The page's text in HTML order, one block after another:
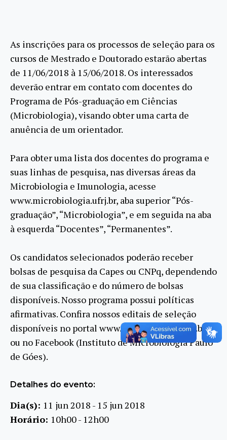
As inscrições para os processos de seleção para os
cursos de Mestrado e Doutorado estarão abertas
de 11/06/2018 à 15/06/2018. Os interessados
deverão entrar em contato com docentes do
Programa de Pós-graduação em Ciências
(Microbiologia), visando obter uma carta de
anuência de um orientador.
Para obter uma lista dos docentes do programa e
suas linhas de pesquisa, nas diversas áreas da
Microbiologia e Imunologia, acesse
www.microbiologia.ufrj.br, aba superior “Pós-
graduação”, “Microbiologia”, e em seguida na aba
à esquerda “Docentes”, “Permanentes”.
Os candidatos selecionados poderão receber
bolsas de pesquisa da Capes ou CNPq, dependendo
de sua classificação e do número de bolsas
disponíveis. Nosso programa possui políticas
afirmativas. Confira nossos editais de seleção
disponíveis no portal www.microbiologia.ufrj.br
ou no Facebook (Instituto de Microbiologia Paulo
de Góes).
Detalhes do evento:
Dia(s): 11 jun 2018 - 15 jun 2018
Horário: 10h00 - 12h00